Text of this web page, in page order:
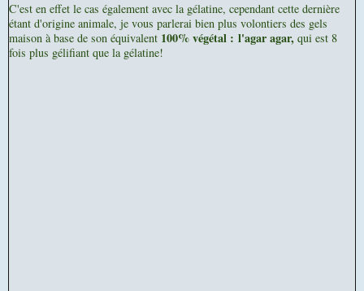
C'est en effet le cas également avec la gélatine, cependant cette dernière
étant d'origine animale, je vous parlerai bien plus volontiers des gels
maison à base de son équivalent 100% végétal : l'agar agar, qui est 8
fois plus gélifiant que la gélatine!